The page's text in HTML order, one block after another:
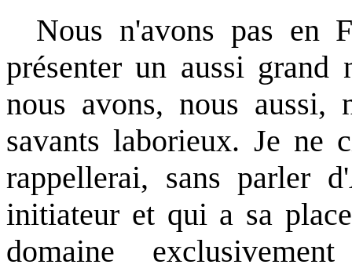
Nous n'avons pas en
présenter un aussi
nous avons, nous aussi,
savants laborieux. Je ne
rappellerai, sans parler
initiateur et qui a sa
domaine